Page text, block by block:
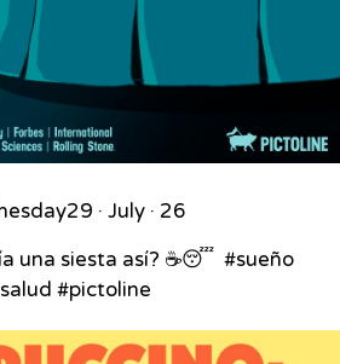
29 · July · 26
una siesta así? ☕😴⁣ ⁣ #sueño
#pictoline